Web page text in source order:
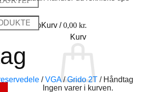
Kurv /0,00 kr.
Kurv
Ingen varer i kurven.
/ VGA / Grido 2T /Håndtag